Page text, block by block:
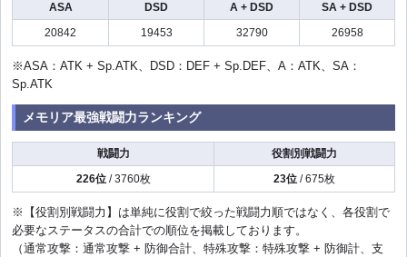
ASA DSD A + DSD
SA + DSD
20842
19453 32790 26958
※ASA：ATK + Sp.ATK、DSD：DEF + Sp.DEF、A：ATK、SA：
Sp.ATK
メモリア最強戦闘力ランキング
戦闘力
役割別戦闘力
226位/ 3760枚 23位 / 675枚
※【役割別戦闘力】は単純に役割で絞った戦闘力順ではなく、各役割で
必要なステータスの合計での順位を掲載しております。
（通常攻撃：通常攻撃 + 防御合計、特殊攻撃：特殊攻撃 + 防御計、支